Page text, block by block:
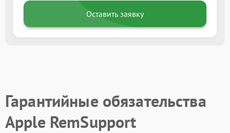
Оставить заявку
Гарантийные обязательства
Apple RemSupport